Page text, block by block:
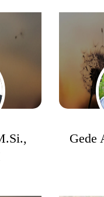
Gede